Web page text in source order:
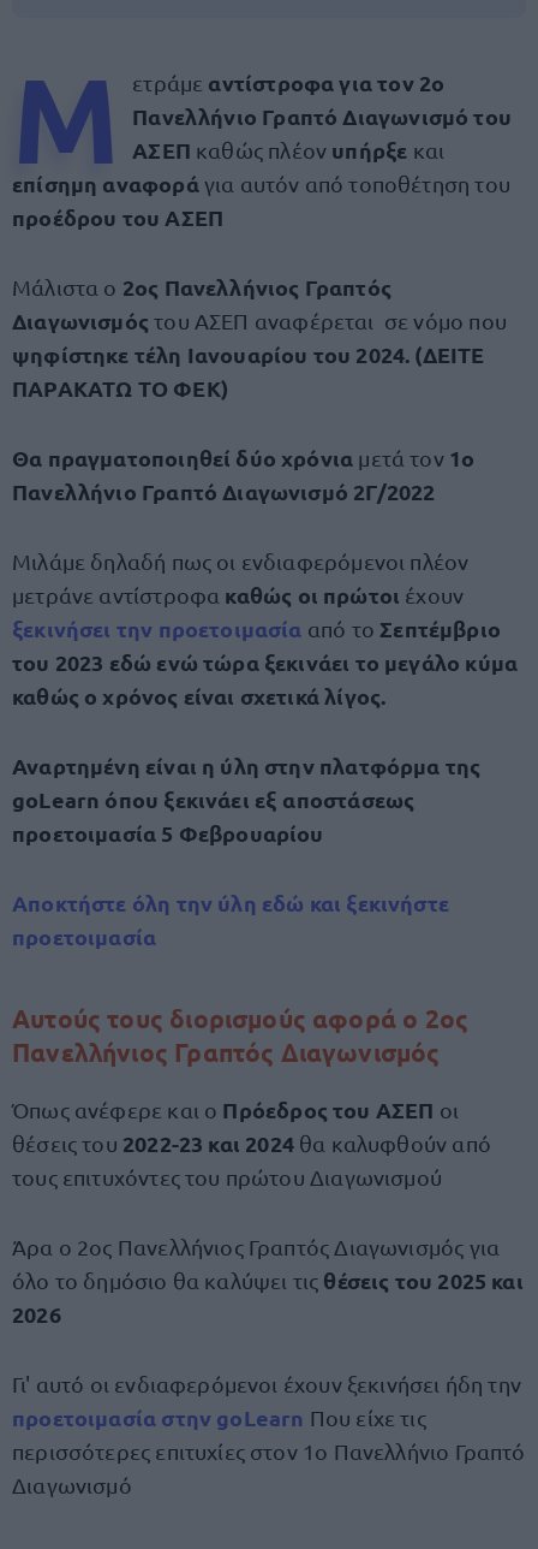
Μ ετράμε αντίστροφα για τον 2ο
Πανελλήνιο Γραπτό Διαγωνισμό του
ΑΣΕΠ καθώς πλέον υπήρξε και
επίσημη αναφορά για αυτόν από τοποθέτηση του
προέδρου του ΑΣΕΠ
Μάλιστα ο 2ος Πανελλήνιος Γραπτός
Διαγωνισμόςτου ΑΣΕΠ αναφέρεται σε νόμο που
ψηφίστηκε τέλη Ιανουαρίου του 2024. (ΔΕΙΤΕ
ΠΑΡΑΚΑΤΩ ΤΟ ΦΕΚ)
Θα πραγματοποιηθεί δύο χρόνια μετά τον1ο
Πανελλήνιο Γραπτό Διαγωνισμό 2Γ/2022
Μιλάμε δηλαδή πως οι ενδιαφερόμενοι πλέον
μετράνε αντίστροφα καθώς οι πρώτοι έχουν
ξεκινήσει την προετοιμασία από το Σεπτέμβριο
του 2023 εδώ ενώ τώρα ξεκινάει το μεγάλο κύμα
καθώς ο χρόνος είναι σχετικά λίγος.
Αναρτημένη είναι η ύλη στην πλατφόρμα της
goLearn όπου ξεκινάει εξ αποστάσεως
προετοιμασία 5 Φεβρουαρίου
Αποκτήστε όλη την ύλη εδώ και ξεκινήστε
προετοιμασία
Αυτούς τους διορισμούς αφορά ο 2ος
Πανελλήνιος Γραπτός Διαγωνισμός
Όπως ανέφερε και ο Πρόεδρος του ΑΣΕΠ οι
θέσεις του 2022-23 και 2024θα καλυφθούν από
τους επιτυχόντες του πρώτου Διαγωνισμού
Άρα ο 2ος Πανελλήνιος Γραπτός Διαγωνισμός για
όλο το δημόσιο θα καλύψει τις θέσεις του 2025 και
2026
Γι' αυτό οι ενδιαφερόμενοι έχουν ξεκινήσει ήδη την
προετοιμασία στην goLearn Που είχε τις
περισσότερες επιτυχίες στον 1ο Πανελλήνιο Γραπτό
Διαγωνισμό